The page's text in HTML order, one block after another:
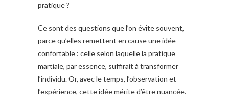
pratique ?
Ce sont des questions que l’on évite souvent,
parce qu’elles remettent en cause une idée
confortable : celle selon laquelle la pratique
martiale, par essence, suffirait à transformer
l’individu. Or, avec le temps, l’observation et
l’expérience, cette idée mérite d’être nuancée.